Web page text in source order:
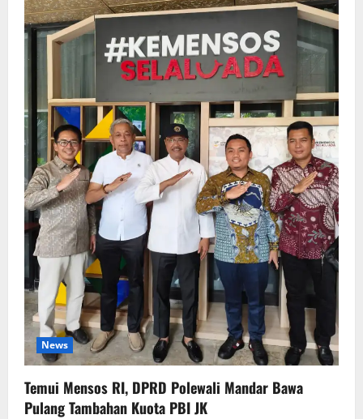
News
Temui Mensos RI, DPRD Polewali Mandar Bawa
Pulang Tambahan Kuota PBI JK